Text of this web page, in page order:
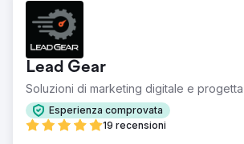
Sfida
Hero Lice Clinics è stata una delle prime
adottare il modello di business per la
pidocchi. Gli affari andavano bene finché
nazionali non si trasferirono nell'area di
classifiche iniziarono a scivolare.
Soluzione
Il sito web è stato ottimizzato per velocità
Lead Gear
Soluzioni di marketing digitale e
Esperienza comprovata
19 recensioni